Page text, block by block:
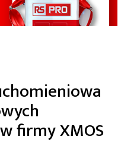
firmy XMOS